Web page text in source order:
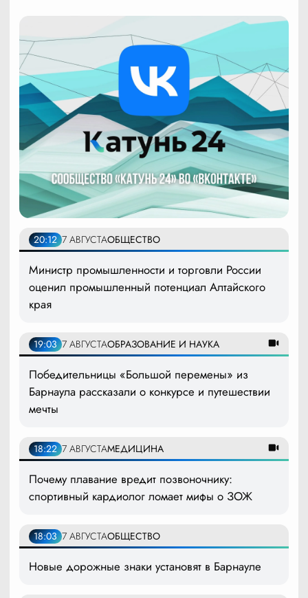
20:12 7 АВГУСТАОБЩЕСТВО
Министр промышленности и торговли России
оценил промышленный потенциал Алтайского
края
19:03 7 АВГУСТАОБРАЗОВАНИЕ И НАУКА
Победительницы «Большой перемены» из
Барнаула рассказали о конкурсе и путешествии
мечты
18:22 7 АВГУСТАМЕДИЦИНА
Почему плавание вредит позвоночнику:
спортивный кардиолог ломает мифы о ЗОЖ
18:03 7 АВГУСТАОБЩЕСТВО
Новые дорожные знаки установят в Барнауле